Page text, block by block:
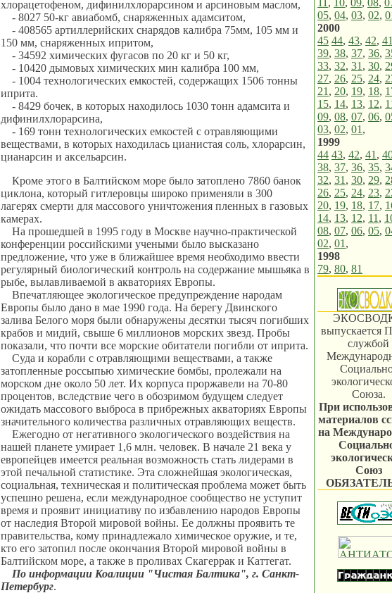
11 , 10, 09, 08,
05, 04, 03, 02,
2000
45 44, 43, 42, 41
39, 38, 37, 36,
33, 32, 31 , 30,
27, 26, 25, 24,
21 , 20, 19, 18,
15, 14, 13, 12,
09, 08, 07, 06,
03, 02, 01 ,
1999
44 43, 42, 41 ,
38, 37, 36, 35,
32, 31 , 30, 29,
26, 25, 24, 23,
20, 19, 18, 17,
14, 13, 12, 11 ,
08, 07, 06, 05,
02, 01 ,
1998
79, 80, 81
выпускается
службой
Союза.
При
материалов
на
Союз
хлорацетофеном, дифинилхлорарсином и арсиновым маслом,
- 8027 50-кг авиабомб, снаряженных адамситом,
- 408565 артиллерийских снарядов калибра 75мм, 105 мм и
150 мм, снаряженных ипритом,
- 34592 химических фугасов по 20 кг и 50 кг,
- 10420 дымовых химических мин калибра 100 мм,
- 1004 технологических емкостей, содержащих 1506 тонны
иприта.
- 8429 бочек, в которых находилось 1030 тонн адамсита и
дифинилхлорарсина,
- 169 тонн технологических емкостей с отравляющими
веществами, в которых находилась цианистая соль, хлорарсин,
цианарсин и аксельарсин.
Кроме этого в Балтийском море было затоплено 7860 банок
циклона, который гитлеровцы широко применяли в 300
лагерях смерти для массового уничтожения пленных в газовых
камерах.
На прошедшей в 1995 году в Москве научно-практической
конференции российскими учеными было высказано
предложение, что уже в ближайшее время необходимо ввести
регулярный биологический контроль на содержание мышьяка в
рыбе, вылавливаемой в акваториях Европы.
Впечатляющее экологическое предупреждение народам
Европы было дано в мае 1990 года. На берегу Двинского
залива Белого моря были обнаружены десятки тысяч погибших
крабов и мидий, свыше 6 миллионов морских звезд. Пробы
показали, что почти все морские обитатели погибли от иприта.
Суда и корабли с отравляющими веществами, а также
затопленные россыпью химические бомбы, пролежали на
морском дне около 50 лет. Их корпуса проржавели на 70-80
процентов, вследствие чего в обозримом будущем следует
ожидать массового выброса в прибрежных акваториях Европы
значительного количества различных отравляющих веществ.
Ежегодно от негативного экологического воздействия на
нашей планете умирает 1,6 млн. человек. В начале 21 века у
европейцев имеется реальная возможность стать лидерами в
этой печальной статистике. Эта сложнейшая экологическая,
социальная, техническая и политическая проблема может быть
успешно решена, если международное сообщество не уступит
время и проявит инициативу по избавлению народов Европы
от наследия Второй мировой войны. Ее должны проявить те
правительства, кому принадлежало химическое оружие, и те,
кто его затопил после окончания Второй мировой войны в
Балтийском море, а также в проливах Скагеррак и Каттегат.
По информации Коалиции "Чистая Балтика", г. Санкт-
Петербург.